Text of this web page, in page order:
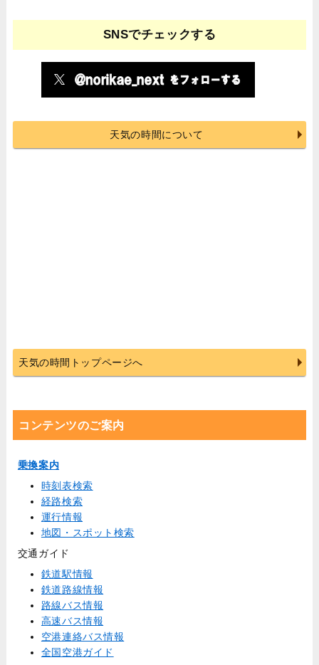
SNSでチェックする
天気の時間について
天気の時間トップページへ
コンテンツのご案内
乗換案内
時刻表検索
経路検索
運行情報
地図・スポット検索
交通ガイド
鉄道駅情報
鉄道路線情報
路線バス情報
高速バス情報
空港連絡バス情報
全国空港ガイド